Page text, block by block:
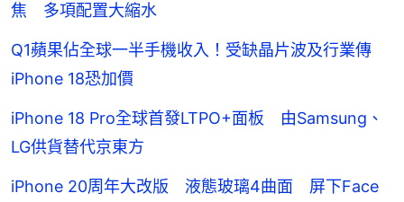
焦 多項配置大縮水
Q1蘋果佔全球一半手機收入！受缺晶片波及行業傳
iPhone 18恐加價
iPhone 18 Pro全球首發LTPO+面板 由Samsung、
LG供貨替代京東方
iPhone 20周年大改版 液態玻璃4曲面 屏下Face